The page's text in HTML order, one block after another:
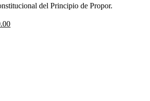
del Principio de Propor.